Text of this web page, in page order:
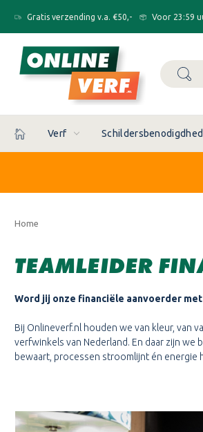
Gratis verzending v.a. €50,- Voor 23:59
Zoeken
Verf
Home
TEAMLEIDER
Word jij onze financiële aanvoerder
Bij Onlineverf.nl houden we van kleur, van
verfwinkels van Nederland. En daar zijn
bewaart, processen stroomlijnt én energie